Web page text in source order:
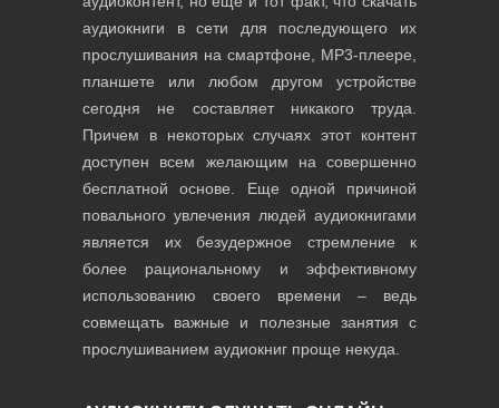
аудиокниги в сети для последующего их
прослушивания на смартфоне, MP3-плеере,
планшете или любом другом устройстве
сегодня не составляет никакого труда.
Причем в некоторых случаях этот контент
доступен всем желающим на совершенно
бесплатной основе. Еще одной причиной
повального увлечения людей аудиокнигами
является их безудержное стремление к
более рациональному и эффективному
использованию своего времени – ведь
совмещать важные и полезные занятия с
прослушиванием аудиокниг проще некуда.